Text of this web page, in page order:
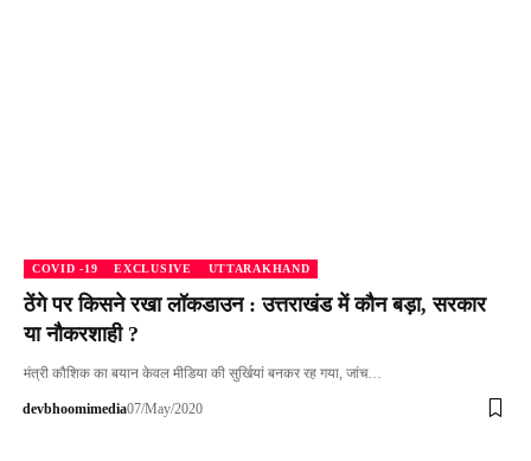
COVID -19 EXCLUSIVE UTTARAKHAND
ठेंगे पर किसने रखा लॉकडाउन : उत्तराखंड में कौन बड़ा, सरकार
या नौकरशाही ?
मंत्री कौशिक का बयान केवल मीडिया की सुर्खियां बनकर रह गया, जांच…
devbhoomimedia07/May/2020